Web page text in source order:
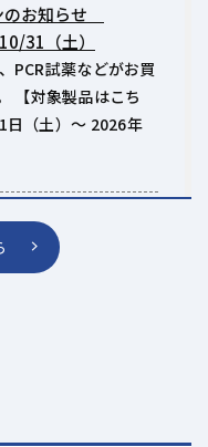
のお知らせ
31（土）
PCR試薬などがお買
【対象製品はこち
（土）～ 2026年
別キャンペーン
シェイカー等がお
9製品が20％OFFの
ンペーンチラシは